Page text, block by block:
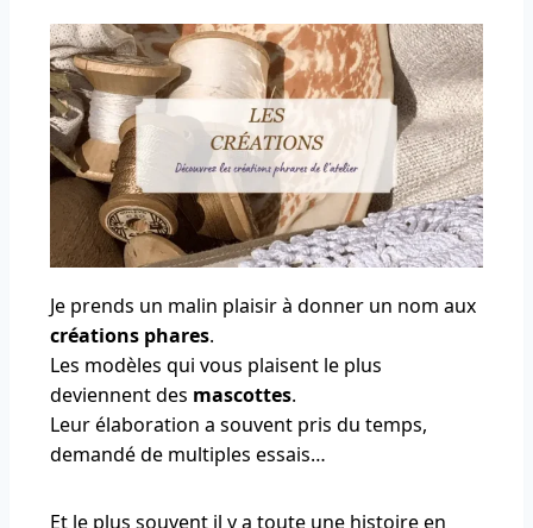
Je prends un malin plaisir à donner un nom aux
créations phares.
Les modèles qui vous plaisent le plus
deviennent des mascottes.
Leur élaboration a souvent pris du temps,
demandé de multiples essais…
Et le plus souvent il y a toute une histoire en